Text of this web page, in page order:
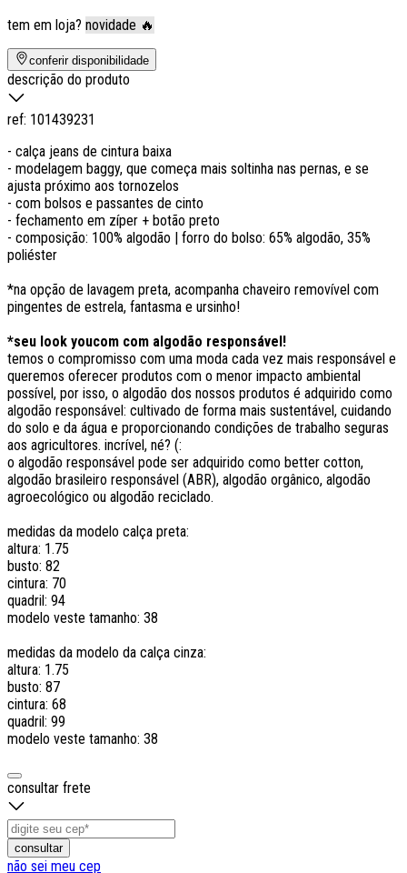
tem em loja? novidade 🔥
conferir disponibilidade
descrição do produto
ref: 101439231
- calça jeans de cintura baixa
- modelagem baggy, que começa mais soltinha nas pernas, e se
ajusta próximo aos tornozelos
- com bolsos e passantes de cinto
- fechamento em zíper + botão preto
- composição: 100% algodão | forro do bolso: 65% algodão, 35%
poliéster
*na opção de lavagem preta, acompanha chaveiro removível com
pingentes de estrela, fantasma e ursinho!
*seu look youcom com algodão responsável!
temos o compromisso com uma moda cada vez mais responsável e
queremos oferecer produtos com o menor impacto ambiental
possível, por isso, o algodão dos nossos produtos é adquirido como
algodão responsável: cultivado de forma mais sustentável, cuidando
do solo e da água e proporcionando condições de trabalho seguras
aos agricultores. incrível, né? (:
o algodão responsável pode ser adquirido como better cotton,
algodão brasileiro responsável (ABR), algodão orgânico, algodão
agroecológico ou algodão reciclado.
medidas da modelo calça preta:
altura: 1.75
busto: 82
cintura: 70
quadril: 94
modelo veste tamanho: 38
medidas da modelo da calça cinza:
altura: 1.75
busto: 87
cintura: 68
quadril: 99
modelo veste tamanho: 38
consultar frete
consultar
não sei meu cep